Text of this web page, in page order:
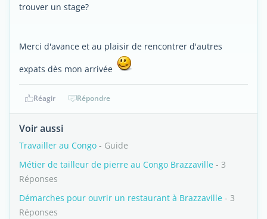
trouver un stage?
Merci d'avance et au plaisir de rencontrer d'autres
expats dès mon arrivée
Réagir Répondre
Voir aussi
Travailler au Congo - Guide
Métier de tailleur de pierre au Congo Brazzaville - 3
Réponses
Démarches pour ouvrir un restaurant à Brazzaville - 3
Réponses